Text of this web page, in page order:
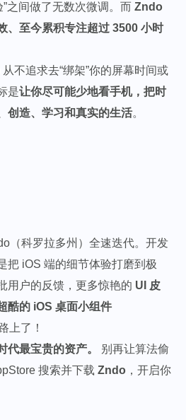
之间做了无数次微调。而 Zndo
、至今累积专注超过 3500 小时
不追求去“绑架”你的屏幕时间或
是让你尽可能少地看手机，把时
创造、学习和真实的生活。
（科罗拉多州）全速迭代。开发
把 iOS 端的细节体验打磨到极
用户的反馈，更多惊艳的 UI 皮
酷的 iOS 桌面小组件
上了！
代最宝贵的资产。
别再让算法偷
搜索并下载 Zndo ，开启你